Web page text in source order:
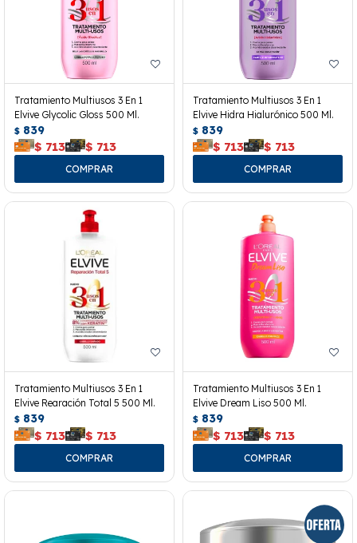
Tratamiento Multiusos 3 En 1
Elvive Glycolic Gloss 500 Ml.
$ 839
$ 713 $ 713
Tratamiento Multiusos 3 En 1
Elvive Hidra Hialurónico 500 Ml.
$ 839
$ 713 $ 713
Tratamiento Multiusos 3 En 1
Elvive Rearación Total 5 500 Ml.
$ 839
$ 713 $ 713
Tratamiento Multiusos 3 En 1
Elvive Dream Liso 500 Ml.
$ 839
$ 713 $ 713